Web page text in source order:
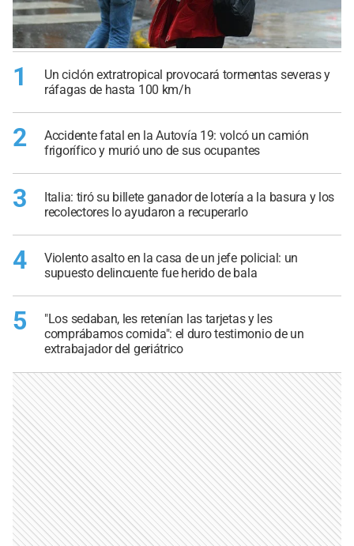
1
Un ciclón extratropical provocará tormentas severas y
ráfagas de hasta 100 km/h
2
Accidente fatal en la Autovía 19: volcó un camión
frigorífico y murió uno de sus ocupantes
3
Italia: tiró su billete ganador de lotería a la basura y los
recolectores lo ayudaron a recuperarlo
4
Violento asalto en la casa de un jefe policial: un
supuesto delincuente fue herido de bala
5
"Los sedaban, les retenían las tarjetas y les
comprábamos comida": el duro testimonio de un
extrabajador del geriátrico